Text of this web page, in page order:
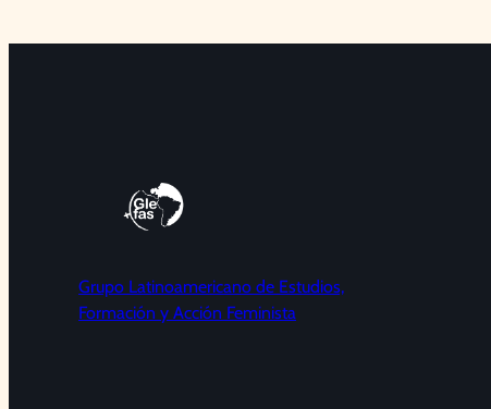
Grupo Latinoamericano de Estudios,
Formación y Acción Feminista